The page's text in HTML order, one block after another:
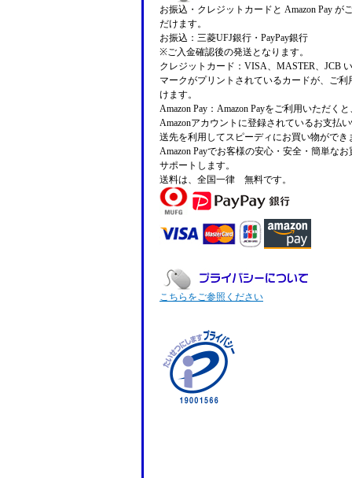
お振込・クレジットカードと Amazon Pay が
だけます。
お振込：三菱UFJ銀行・PayPay銀行
※ご入金確認後の発送となります。
クレジットカード：VISA、MASTER、JCB
マークがプリントされているカードが、ご利
けます。
Amazon Pay：Amazon Payをご利用いただく
Amazonアカウントに登録されているお支払
送先を利用してスピーディにお買い物ができ
Amazon Payでお客様の安心・安全・簡単な
サポートします。
送料は、全国一律 無料です。
こちらをご参照ください